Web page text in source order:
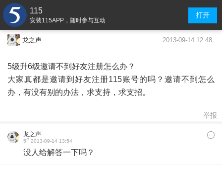
115
安装115APP，随时参与互动
打开
龙之声 2013-09-14 12:48
5级升6级邀请不到好友注册怎么办？
大家真都是邀请到好友注册115账号的吗？邀请不到怎么
办，有没有别的办法，求支持，求支招。
举报
龙之声
5# 2013-09-14 13:54
没人给解答一下吗？